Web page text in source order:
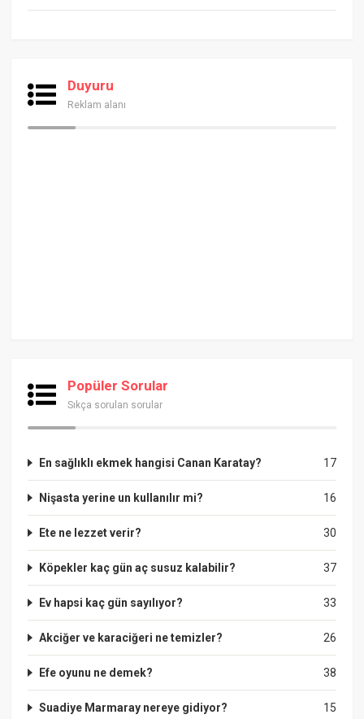
Duyuru
Reklam alanı
Popüler Sorular
Sıkça sorulan sorular
17
En sağlıklı ekmek hangisi Canan Karatay?
16
Nişasta yerine un kullanılır mi?
30
Ete ne lezzet verir?
37
Köpekler kaç gün aç susuz kalabilir?
33
Ev hapsi kaç gün sayılıyor?
26
Akciğer ve karaciğeri ne temizler?
38
Efe oyunu ne demek?
15
Suadiye Marmaray nereye gidiyor?